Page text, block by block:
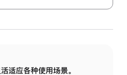
适应各种使用场景。